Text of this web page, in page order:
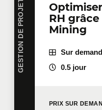
RH
Mining
Sur
0.5 jour
PRIX SUR